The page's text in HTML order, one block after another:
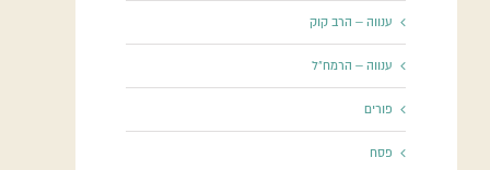
ענווה – הרב קוק
ענווה – הרמח"ל
פורים
פסח